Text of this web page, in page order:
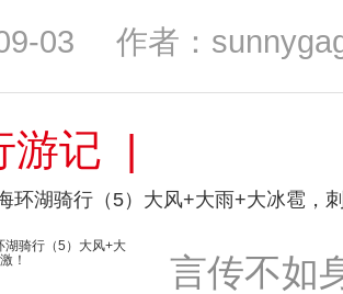
03 作者：
游记 |
环湖骑行（5）大风+大雨+大冰雹，
言传不如